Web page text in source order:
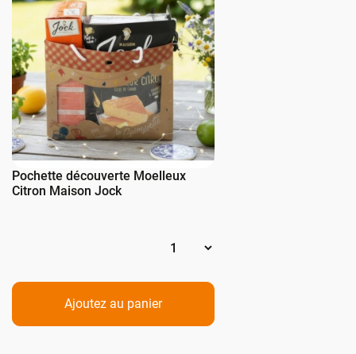
Pochette découverte Moelleux
Citron Maison Jock
Ajoutez au panier